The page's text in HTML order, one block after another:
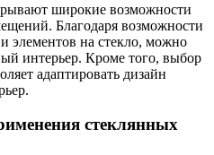
широкие возможности
Благодаря возможности
элементов на стекло, можно
интерьер. Кроме того, выбор
адаптировать дизайн
стеклянных